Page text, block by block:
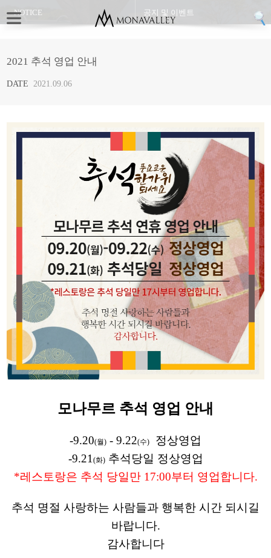
NOTICE 공지 및 이벤트
2021 추석 영업 안내
DATE 2021.09.06
모나무르 추석 영업 안내
-9.20(월) - 9.22(수)
정상영업
-9.21 (화)추석당일 정상영업
*레스토랑은 추석 당일만 17:00부터 영업합니다.
추석 명절 사랑하는 사람들과 행복한 시간 되시길
바랍니다.
감사합니다